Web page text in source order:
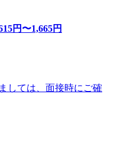
円〜1,665円
しては、面接時にご確